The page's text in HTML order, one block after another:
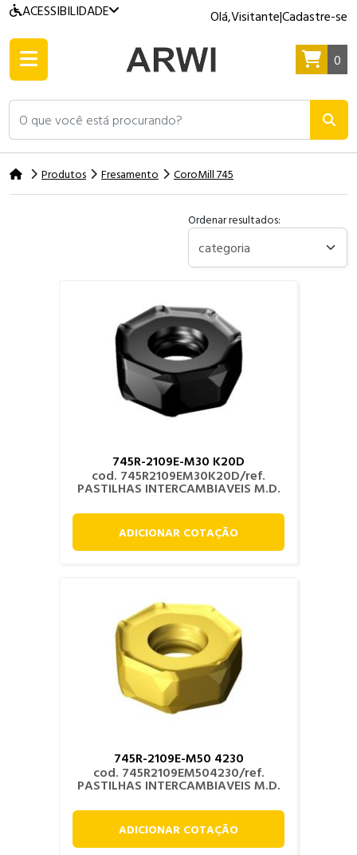
ACESSIBILIDADE Olá,Visitante|Cadastre-se
O que você está procurando?
0
Produtos Fresamento CoroMill 745
Ordenar resultados:
745R-2109E-M30 K20D
cod. 745R2109EM30K20D/ref.
PASTILHAS INTERCAMBIAVEIS M.D.
ADICIONAR COTAÇÃO
745R-2109E-M50 4230
cod. 745R2109EM504230/ref.
PASTILHAS INTERCAMBIAVEIS M.D.
ADICIONAR COTAÇÃO